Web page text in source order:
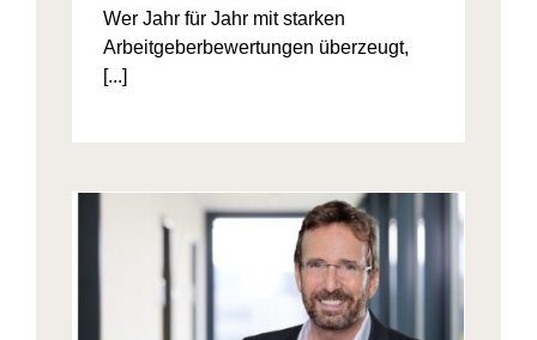
Wer Jahr für Jahr mit starken
Arbeitgeberbewertungen überzeugt,
[...]